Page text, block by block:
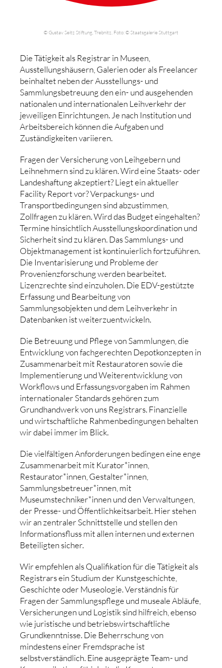
© Gustav Seitz Stiftung, Trebnitz, Foto: © Staatsgalerie Stuttgart
Die Tätigkeit als Registrar in Museen,
Ausstellungshäusern, Galerien oder als Freelancer
beinhaltet neben der Ausstellungs- und
Sammlungsbetreuung den ein- und ausgehenden
nationalen und internationalen Leihverkehr der
jeweiligen Einrichtungen. Je nach Institution und
Arbeitsbereich können die Aufgaben und
Zuständigkeiten variieren.
Fragen der Versicherung von Leihgebern und
Leihnehmern sind zu klären. Wird eine Staats- oder
Landeshaftung akzeptiert? Liegt ein aktueller
Facility Report vor? Verpackungs- und
Transportbedingungen sind abzustimmen,
Zollfragen zu klären. Wird das Budget eingehalten?
Termine hinsichtlich Ausstellungskoordination und
Sicherheit sind zu klären. Das Sammlungs- und
Objektmanagement ist kontinuierlich fortzuführen.
Die Inventarisierung und Probleme der
Provenienzforschung werden bearbeitet.
Lizenzrechte sind einzuholen. Die EDV-gestützte
Erfassung und Bearbeitung von
Sammlungsobjekten und dem Leihverkehr in
Datenbanken ist weiterzuentwickeln.
Die Betreuung und Pflege von Sammlungen, die
Entwicklung von fachgerechten Depotkonzepten in
Zusammenarbeit mit Restauratoren sowie die
Implementierung und Weiterentwicklung von
Workflows und Erfassungsvorgaben im Rahmen
internationaler Standards gehören zum
Grundhandwerk von uns Registrars. Finanzielle
und wirtschaftliche Rahmenbedingungen behalten
wir dabei immer im Blick.
Die vielfältigen Anforderungen bedingen eine enge
Zusammenarbeit mit Kurator*innen,
Restaurator*innen, Gestalter*innen,
Sammlungsbetreuer*innen, mit
Museumstechniker*innen und den Verwaltungen,
der Presse- und Öffentlichkeitsarbeit. Hier stehen
wir an zentraler Schnittstelle und stellen den
Informationsfluss mit allen internen und externen
Beteiligten sicher.
Wir empfehlen als Qualifikation für die Tätigkeit als
Registrars ein Studium der Kunstgeschichte,
Geschichte oder Museologie. Verständnis für
Fragen der Sammlungspflege und museale Abläufe,
Versicherungen und Logistik sind hilfreich, ebenso
wie juristische und betriebswirtschaftliche
Grundkenntnisse. Die Beherrschung von
mindestens einer Fremdsprache ist
selbstverständlich. Eine ausgeprägte Team- und